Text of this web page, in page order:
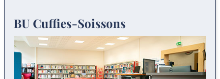
BU Cuffies-Soissons